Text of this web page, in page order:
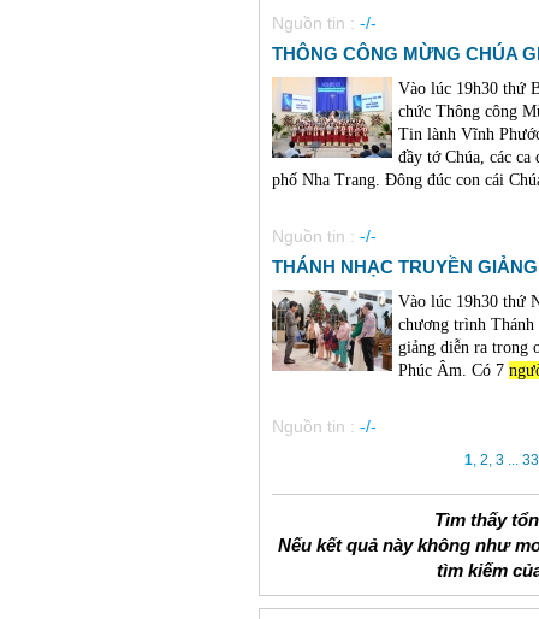
Nguồn tin : -/-
THÔNG CÔNG MỪNG CHÚA
Vào lúc 19h30 thứ
chức Thông công
Tin lành Vĩnh
đầy tớ Chúa, các ca
phố Nha Trang. Đông đúc con cái
Nguồn tin : -/-
THÁNH NHẠC TRUYỀN
Vào lúc 19h30 thứ
chương trình
giảng diễn ra trong
Phúc Âm. Có 7
Nguồn tin : -/-
1, 2, 3... 33
Tìm thấy
Nếu kết quả này không như
tìm kiếm